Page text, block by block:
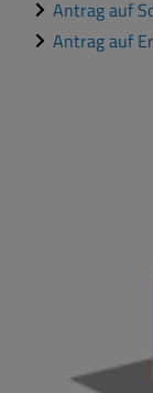
Antrag auf
Antrag auf